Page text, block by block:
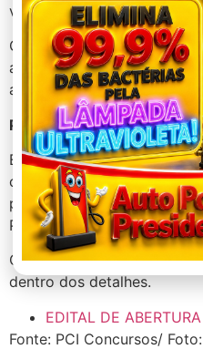
valor de R$ 70,00.
Como forma de seleção,
avaliados por meio de
aplicada no dia 7 de
Prazo de vigência
Este processo seletivo
contar da data de
podendo ser prorrogado
Prefeitura Municipal de
Confira também o
dentro dos detalhes.
EDITAL DE
Fonte: PCI Concursos/